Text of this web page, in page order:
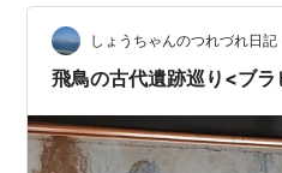
（たじまもり）が持ち帰った
しています。 橘の実がついて
馬です。 聖倉殿（収蔵庫）
しょうちゃんのつれづれ日記
飛鳥の古代遺跡巡り<ブ